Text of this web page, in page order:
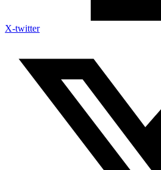
X-twitter